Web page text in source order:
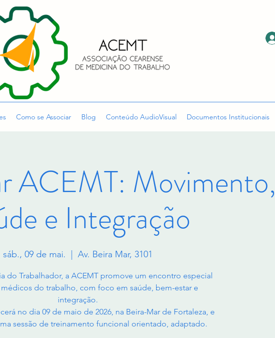
Como se Associar Blog Conteúdo AudioVisual Documentos Institucionais
ACEMT: Movimento,
e Integração
sáb., 09 de mai. Av. Beira Mar, 3101
do Trabalhador, a ACEMT promove um encontro especial
do trabalho, com foco em saúde, bem-estar e
integração.
no dia 09 de maio de 2026, na Beira-Mar de Fortaleza, e
sessão de treinamento funcional orientado, adaptado.